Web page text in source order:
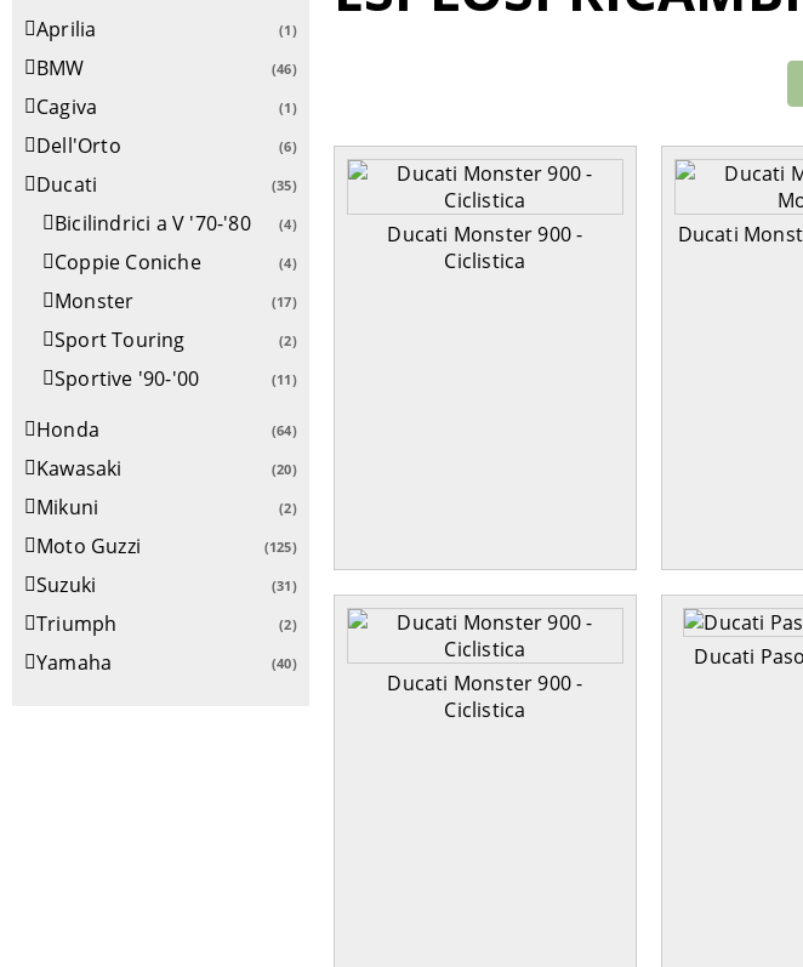
Aprilia (1)
BMW (46)
Cagiva (1)
Dell'Orto (6)
Ducati (35)
Bicilindrici a V '70-'80 (4)
Coppie Coniche (4)
Monster (17)
Sport Touring (2)
Sportive '90-'00 (11)
Honda (64)
Kawasaki (20)
Mikuni (2)
Moto Guzzi (125)
Suzuki (31)
Triumph (2)
Yamaha (40)
Ducati Monster 900 -
Ciclistica
Ducati
Ducati Monster 900 -
Ciclistica
Ducati